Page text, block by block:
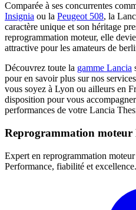
Comparée à ses concurrentes
Insignia ou la Peugeot 508, la
caractère unique et son héritage
reprogrammation moteur, elle
attractive pour les amateurs de
Découvrez toute la gamme Lancia
pour en savoir plus sur nos
vous soyez à Lyon ou ailleurs en
disposition pour vous
performances de votre Lancia
Reprogrammation moteur
Expert en reprogrammation
Performance, fiabilité et excellence.